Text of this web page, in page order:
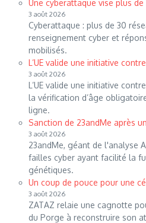
Une cyberattaque vise plus de
3 août 2026
Cyberattaque : plus de 30
renseignement cyber et
mobilisés.
L’UE valide une initiative
3 août 2026
L’UE valide une initiative
la vérification d’âge
ligne.
Sanction de 23andMe après
3 août 2026
23andMe, géant de l'analyse
failles cyber ayant facilité la
génétiques.
Un coup de pouce pour une
3 août 2026
ZATAZ relaie une cagnotte
du Porge à reconstruire son